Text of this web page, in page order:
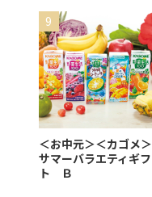
＜お中元＞＜カゴメ＞
サマーバラエティギフ
ト Ｂ